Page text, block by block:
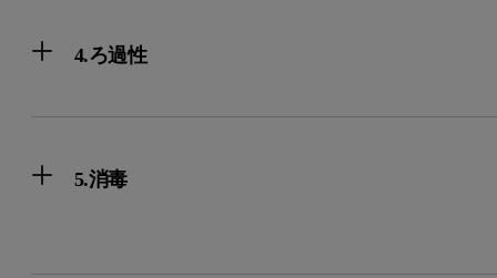
4.ろ過性
5.消毒